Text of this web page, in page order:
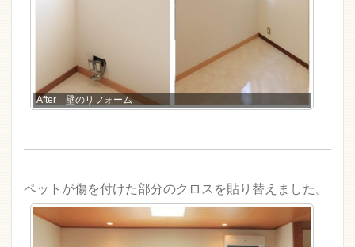
After 壁のリフォーム
ペットが傷を付けた部分のクロスを貼り替えました。